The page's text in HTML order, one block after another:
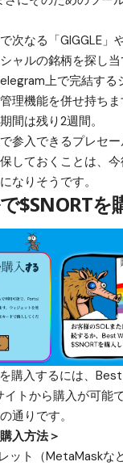
次なる「GIGGLE」
ャルの銘柄を探し
上で完結する
理機能を併せ持ちま
間は残り2週間。
参入できるプレセ
しておくことは、
なりそうです。
$SNORTを
購入するには、
トから購入が可能
通りです。
入方法＞
ット（MetaMaskな